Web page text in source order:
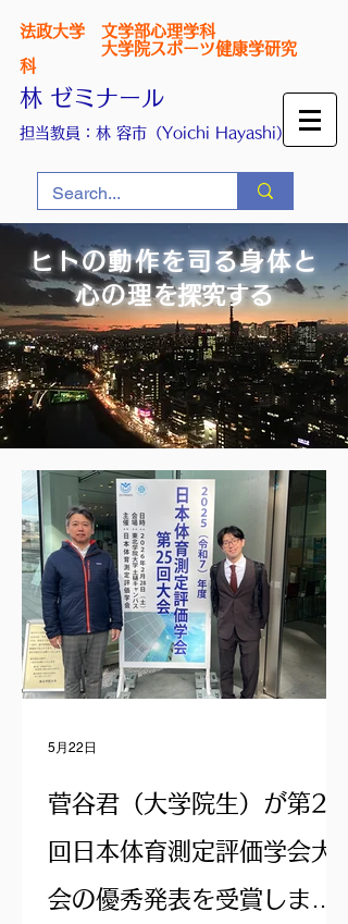
法政大学 文学部心理学科
大学院スポーツ健康学研究
科
林 ゼミナール
担当教員：林 容市（Yoichi Hayashi）
ヒトの動作を司る身体と
心の理を探究する
菅谷君（大学院生）が第25
回日本体育測定評価学会大
会の優秀発表を受賞しまし
5月22日